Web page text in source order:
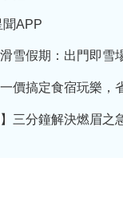
聞APP
雪假期：出門即雪
價搞定食宿玩樂，
三分鐘解決燃眉之